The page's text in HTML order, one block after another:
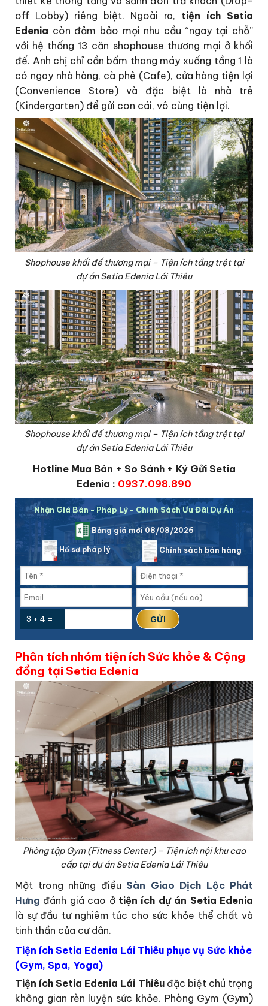
off Lobby) riêng biệt. Ngoài ra, tiện ích Setia
Edenia còn đảm bảo mọi nhu cầu “ngay tại chỗ”
với hệ thống 13 căn shophouse thương mại ở khối
đế. Anh chị chỉ cần bấm thang máy xuống tầng 1 là
có ngay nhà hàng, cà phê (Cafe), cửa hàng tiện lợi
(Convenience Store) và đặc biệt là nhà trẻ
(Kindergarten) để gửi con cái, vô cùng tiện lợi.
Shophouse khối đế thương mại – Tiện ích tầng trệt tại
dự án Setia Edenia Lái Thiêu
Shophouse khối đế thương mại – Tiện ích tầng trệt tại
dự án Setia Edenia Lái Thiêu
Hotline Mua Bán + So Sánh + Ký Gửi Setia
Edenia : 0937.098.890
Nhận Giá Bán - Pháp Lý - Chính Sách Ưu Đãi Dự Án
Bảng giá mới 08/08/2026
Hồ sơ pháp lý Chính sách bán hàng
3 + 4 =
Phân tích nhóm tiện ích Sức khỏe & Cộng
đồng tại Setia Edenia
Phòng tập Gym (Fitness Center) – Tiện ích nội khu cao
cấp tại dự án Setia Edenia Lái Thiêu
Một trong những điều Sàn Giao Dịch Lộc Phát
Hưng đánh giá cao ở tiện ích dự án Setia Edenia
là sự đầu tư nghiêm túc cho sức khỏe thể chất và
tinh thần của cư dân.
Tiện ích Setia Edenia Lái Thiêu phục vụ Sức khỏe
(Gym, Spa, Yoga)
Tiện ích Setia Edenia Lái Thiêuđặc biệt chú trọng
không gian rèn luyện sức khỏe. Phòng Gym (Gym)